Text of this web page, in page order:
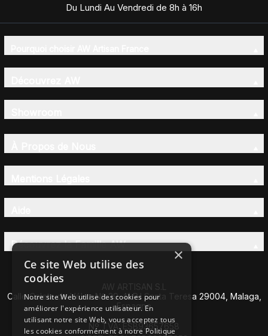
Du Lundi Au Vendredi de 8h à 16h
Découvrez la Famille AW
AW ARTISAN S.L
Calle Caleta de Vélez Nº 39-41 P.I Santa Teresa 29004, Malaga,
Espagne
Nº TVA: ESB93657658
×
Ce site Web utilise des
cookies
Notre site Web utilise des cookies pour
améliorer l'expérience utilisateur. En
utilisant notre site Web, vous acceptez tous
les cookies conformément à notre Politique